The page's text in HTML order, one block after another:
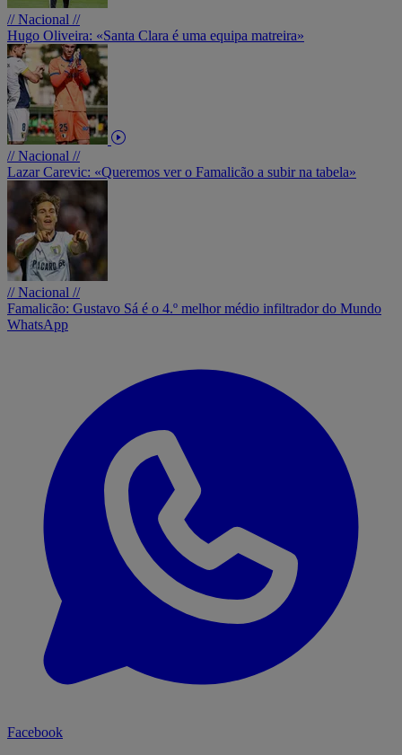
// Nacional //
Hugo Oliveira: «Santa Clara é uma equipa matreira»
// Nacional //
Lazar Carevic: «Queremos ver o Famalicão a subir na tabela»
// Nacional //
Famalicão: Gustavo Sá é o 4.º melhor médio infiltrador do Mundo
WhatsApp
Facebook